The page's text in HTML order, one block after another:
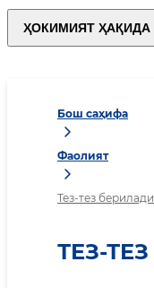
ҲОКИМИЯТ ҲАҚИДА
Бош саҳифа
Фаолият
Тез-тез
ТЕЗ-